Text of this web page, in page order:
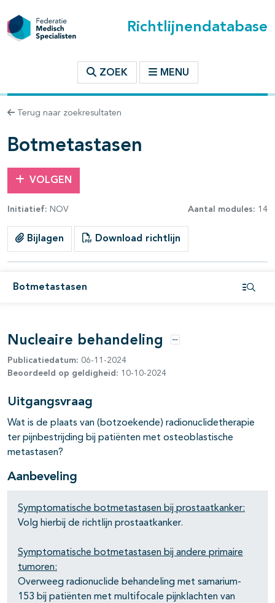
Richtlijnendatabase
ZOEK MENU
Terug naar zoekresultaten
Botmetastasen
VOLGEN
Initiatief: NOV Aantal modules: 14
Bijlagen Download richtlijn
Botmetastasen
binnen deze richtlijn
Nucleaire behandeling Opties
Publicatiedatum: 06-11-2024
Beoordeeld op geldigheid: 10-10-2024
Uitgangsvraag
Wat is de plaats van (botzoekende) radionuclidetherapie
ter pijnbestrijding bij patiënten met osteoblastische
metastasen?
Aanbeveling
Symptomatische botmetastasen bij prostaatkanker:
Volg hierbij de richtlijn prostaatkanker.
Symptomatische botmetastasen bij andere primaire
tumoren:
Overweeg radionuclide behandeling met samarium-
153 bij patiënten met multifocale pijnklachten van